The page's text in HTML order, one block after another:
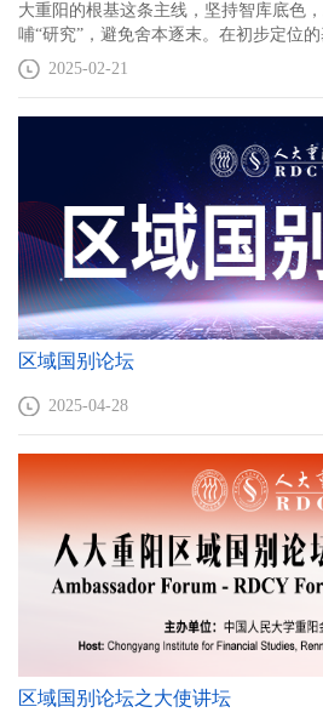
大重阳的根基这条主线，坚持智库底色
哺“研究”，避免舍本逐末。在初步定位
进，探索出一条具有中国特色新型智库特
2025-02-21
区域国别论坛
2025-04-28
区域国别论坛之大使讲坛